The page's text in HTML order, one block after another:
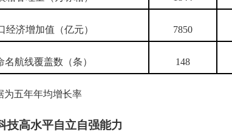
经济增加值（亿元） 7850
名航线覆盖数（条） 148
为五年年均增长率
技高水平自立自强能力